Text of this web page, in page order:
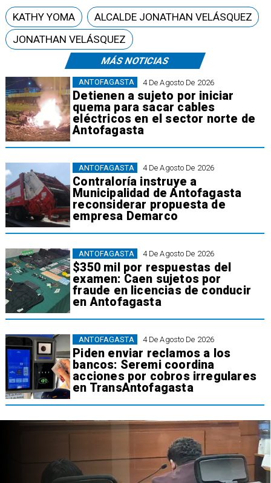
MÁS NOTICIAS
4 De Agosto De 2026
Detienen a sujeto por iniciar
quema para sacar cables
eléctricos en el sector norte de
Antofagasta
ANTOFAGASTA
4 De Agosto De 2026
Contraloría instruye a
Municipalidad de Antofagasta
reconsiderar propuesta de
empresa Demarco
ANTOFAGASTA
4 De Agosto De 2026
$350 mil por respuestas del
examen: Caen sujetos por
fraude en licencias de conducir
en Antofagasta
ANTOFAGASTA
4 De Agosto De 2026
Piden enviar reclamos a los
bancos: Seremi coordina
acciones por cobros irregulares
en TransAntofagasta
ANTOFAGASTA
KATHY YOMA
ALCALDE JONATHAN VELÁSQUEZ
JONATHAN VELÁSQUEZ